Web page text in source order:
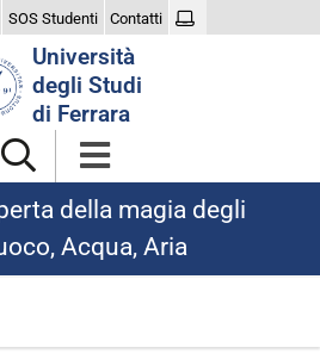
SOS Studenti Contatti
Università
degli Studi
di Ferrara
della magia degli
Acqua, Aria